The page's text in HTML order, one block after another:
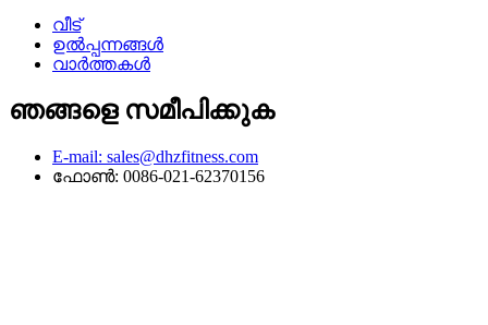
വീട്
ഉൽപ്പന്നങ്ങൾ
വാർത്തകൾ
ഞങ്ങളെ സമീപിക്കുക
E-mail: sales@dhzfitness.com
ഫോൺ: 0086-021-62370156